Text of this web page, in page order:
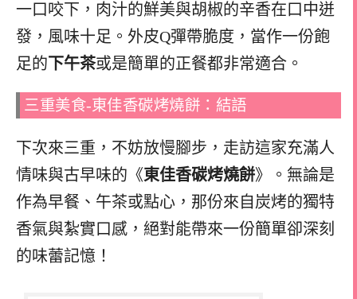
一口咬下，肉汁的鮮美與胡椒的辛香在口中迸
發，風味十足。外皮Q彈帶脆度，當作一份飽
足的下午茶或是簡單的正餐都非常適合。
三重美食-東佳香碳烤燒餅：結語
下次來三重，不妨放慢腳步，走訪這家充滿人
情味與古早味的《東佳香碳烤燒餅》。無論是
作為早餐、午茶或點心，那份來自炭烤的獨特
香氣與紮實口感，絕對能帶來一份簡單卻深刻
的味蕾記憶！